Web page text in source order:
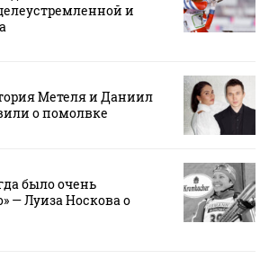
и
Метеля и Даниил
о помолвке
было очень
— Луиза Носкова о